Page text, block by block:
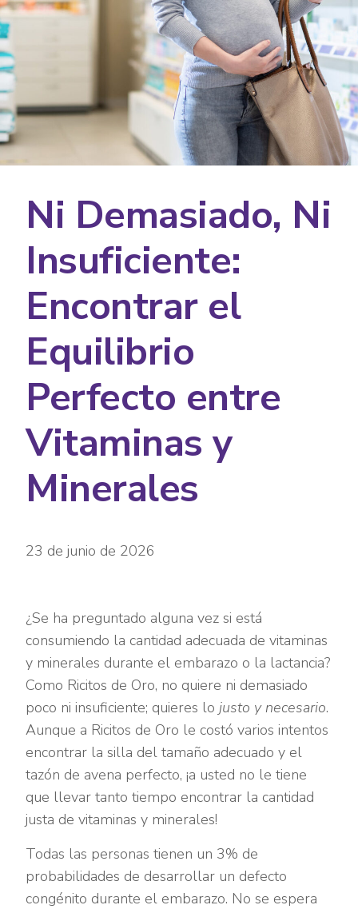
Ni Demasiado, Ni
Insuficiente:
Encontrar el
Equilibrio
Perfecto entre
Vitaminas y
Minerales
23 de junio de 2026
¿Se ha preguntado alguna vez si está
consumiendo la cantidad adecuada de vitaminas
y minerales durante el embarazo o la lactancia?
Como Ricitos de Oro, no quiere ni demasiado
poco ni insuficiente; quieres lojusto y necesario.
Aunque a Ricitos de Oro le costó varios intentos
encontrar la silla del tamaño adecuado y el
tazón de avena perfecto, ¡a usted no le tiene
que llevar tanto tiempo encontrar la cantidad
justa de vitaminas y minerales!
Todas las personas tienen un 3% de
probabilidades de desarrollar un defecto
congénito durante el embarazo. No se espera